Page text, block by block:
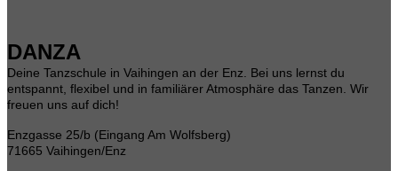
DANZA
Deine Tanzschule in Vaihingen an der Enz. Bei uns lernst du
entspannt, flexibel und in familiärer Atmosphäre das Tanzen. Wir
freuen uns auf dich!
Enzgasse 25/b (Eingang Am Wolfsberg)
71665 Vaihingen/Enz